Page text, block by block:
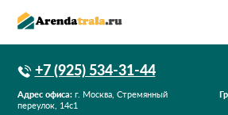
+7 (925) 534-31-44
Адрес офиса: г. Москва, Стремянный
переулок, 14с1